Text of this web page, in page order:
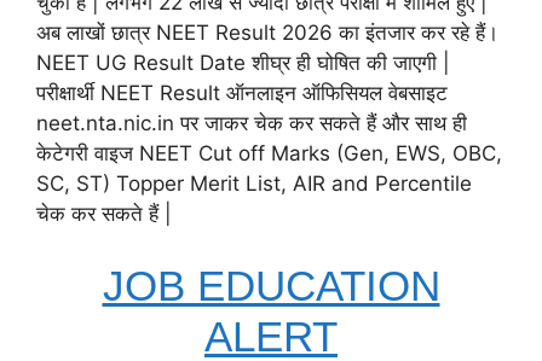
अब लाखों छात्र NEET Result 2026 का इंतजार कर रहे हैं।
NEET UG Result Date शीघ्र ही घोषित की जाएगी |
परीक्षार्थी NEET Result ऑनलाइन ऑफिसियल वेबसाइट
neet.nta.nic.in पर जाकर चेक कर सकते हैं और साथ ही
केटेगरी वाइज NEET Cut off Marks (Gen, EWS, OBC,
SC, ST) Topper Merit List, AIR and Percentile
चेक कर सकते हैं |
JOB EDUCATION
ALERT